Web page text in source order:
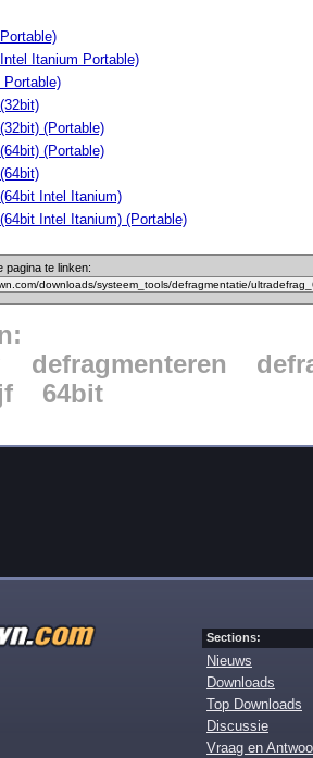
Itanium Portable)
Portable)
(Portable)
(Portable)
Intel Itanium)
Intel Itanium) (Portable)
pagina te linken:
defragmenteren
64bit
Sections:
Nieuws
Downloads
Top Downloads
Discussie
Vraag en